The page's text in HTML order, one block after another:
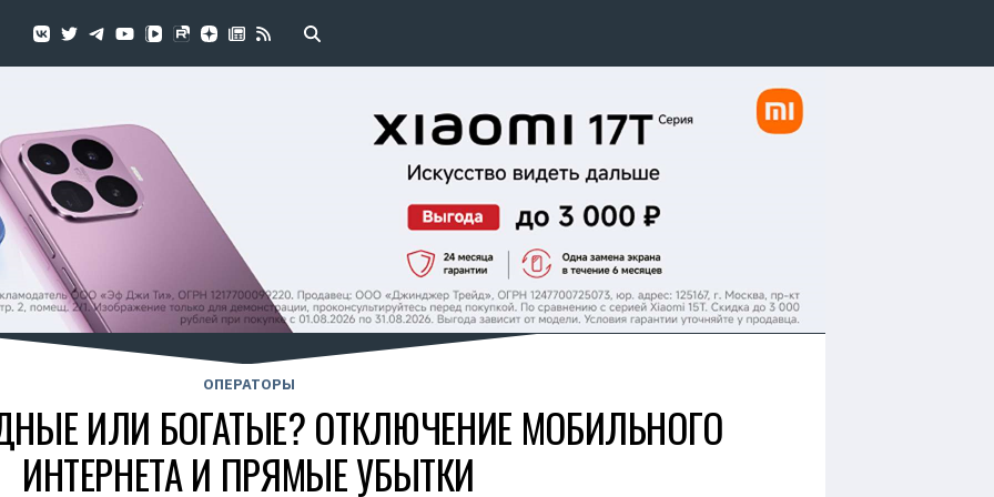
ОПЕРАТОРЫ
ИЛИ БОГАТЫЕ? ОТКЛЮЧЕНИЕ МОБИЛЬНОГО
ИНТЕРНЕТА И ПРЯМЫЕ УБЫТКИ